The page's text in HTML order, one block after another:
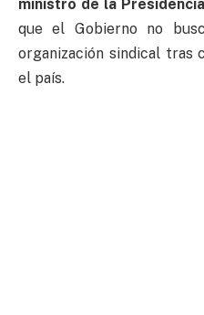
ministro de la
que el Gobierno no
organización sindical tras
el país.